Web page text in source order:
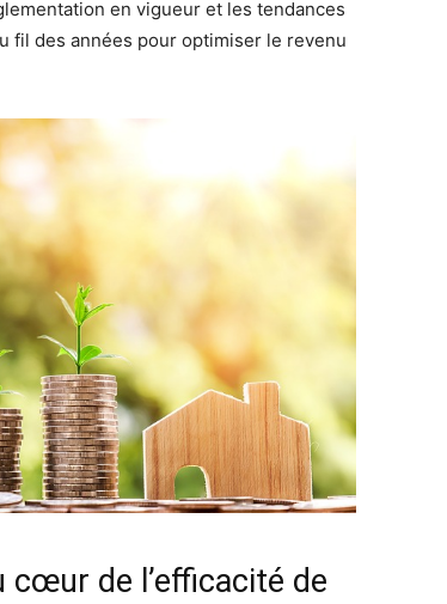
en vigueur et les tendances
fil des années pour optimiser le revenu
cœur de l’efficacité de